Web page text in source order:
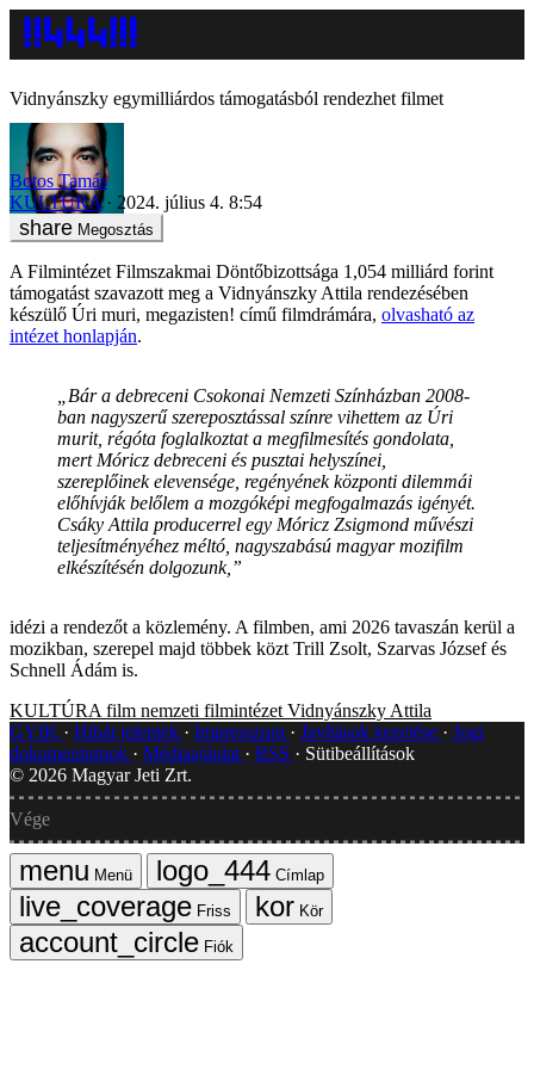
Vidnyánszky egymilliárdos támogatásból rendezhet filmet
Botos Tamás
KULTÚRA
2024. július 4. 8:54
Megosztás
A Filmintézet Filmszakmai Döntőbizottsága 1,054 milliárd forint
támogatást szavazott meg a Vidnyánszky Attila rendezésében
készülő Úri muri, megazisten! című filmdrámára, olvasható az
intézet honlapján.
„Bár a debreceni Csokonai Nemzeti Színházban 2008-
ban nagyszerű szereposztással színre vihettem az Úri
murit, régóta foglalkoztat a megfilmesítés gondolata,
mert Móricz debreceni és pusztai helyszínei,
szereplőinek elevensége, regényének központi dilemmái
előhívják belőlem a mozgóképi megfogalmazás igényét.
Csáky Attila producerrel egy Móricz Zsigmond művészi
teljesítményéhez méltó, nagyszabású magyar mozifilm
elkészítésén dolgozunk,”
idézi a rendezőt a közlemény. A filmben, ami 2026 tavaszán kerül a
mozikban, szerepel majd többek közt Trill Zsolt, Szarvas József és
Schnell Ádám is.
KULTÚRA film nemzeti filmintézet Vidnyánszky Attila
GYIK
Hibát jelentek Impresszum Javítások kezelése
Jogi
dokumentumok
Médiaajánlat RSS
Sütibeállítások
© 2026 Magyar Jeti Zrt.
Vége
Menü
Címlap
Friss
Kör
Fiók